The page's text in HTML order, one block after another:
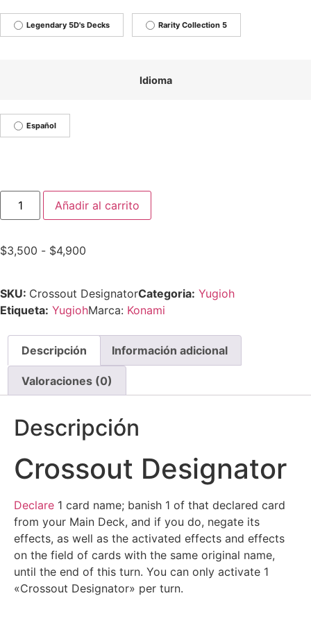
Legendary 5D's Decks Rarity Collection 5
Idioma
Español
Añadir al carrito
$3,500 - $4,900
SKU: Crossout DesignatorCategoria: Yugioh
Etiqueta: YugiohMarca: Konami
Descripción Información adicional
Valoraciones (0)
Descripción
Crossout Designator
Declare 1 card name; banish 1 of that declared card
from your Main Deck, and if you do, negate its
effects, as well as the activated effects and effects
on the field of cards with the same original name,
until the end of this turn. You can only activate 1
«Crossout Designator» per turn.